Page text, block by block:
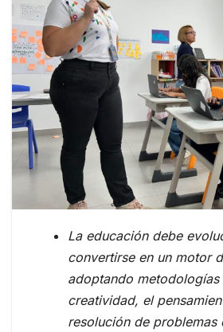
La educación debe
convertirse en un motor
adoptando
creatividad, el
resolución de problemas